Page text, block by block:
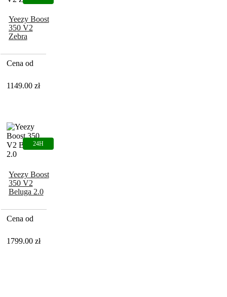
Yeezy Boost
350 V2
Zebra
Cena od
1149.00 zł
Yeezy Boost
350 V2
Beluga 2.0
Cena od
1799.00 zł